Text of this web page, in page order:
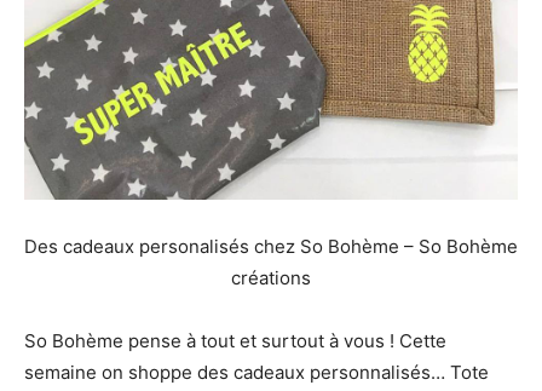
Des cadeaux personalisés chez So Bohème – So Bohème
créations
So Bohème pense à tout et surtout à vous ! Cette
semaine on shoppe des cadeaux personnalisés… Tote